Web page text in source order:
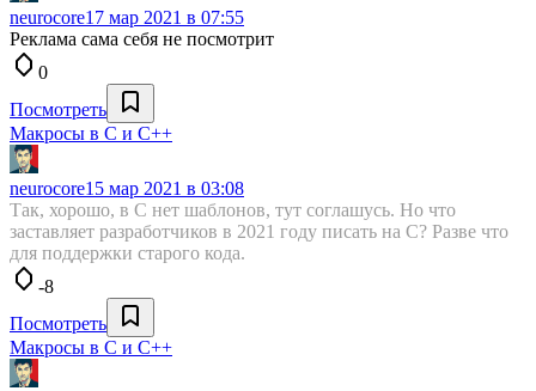
neurocore17 мар 2021 в 07:55
Реклама сама себя не посмотрит
0
Посмотреть
Макросы в С и С++
neurocore15 мар 2021 в 03:08
Так, хорошо, в C нет шаблонов, тут соглашусь. Но что
заставляет разработчиков в 2021 году писать на C? Разве что
для поддержки старого кода.
-8
Посмотреть
Макросы в С и С++